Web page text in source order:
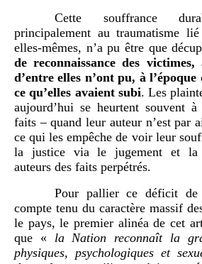
Cette souffrance
principalement au traumatisme
elles-mêmes, n’a pu être que
de reconnaissance des
d’entre elles n’ont pu, à
ce qu’elles avaient subi. Les
aujourd’hui se heurtent souvent
faits – quand leur auteur n’est par
ce qui les empêche de voir leur
la justice via le jugement et la
auteurs des faits perpétrés.
Pour pallier ce déficit de
compte tenu du caractère massif
le pays, le premier alinéa de cet
que « la Nation reconnaît la
physiques, psychologiques et